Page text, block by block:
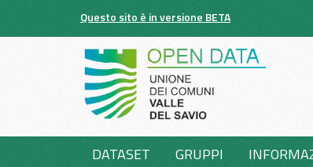
Questo sito è in versione BETA
DATASET GRUPPI